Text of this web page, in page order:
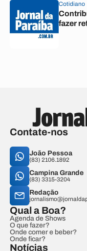
Cotidiano
fazer
Contate-nos
João Pessoa
(83) 2106.1892
Campina Grande
(83) 3315-3204
Redação
Qual a Boa?
Agenda de Shows
O que fazer?
Onde comer e beber?
Onde ficar?
Notícias